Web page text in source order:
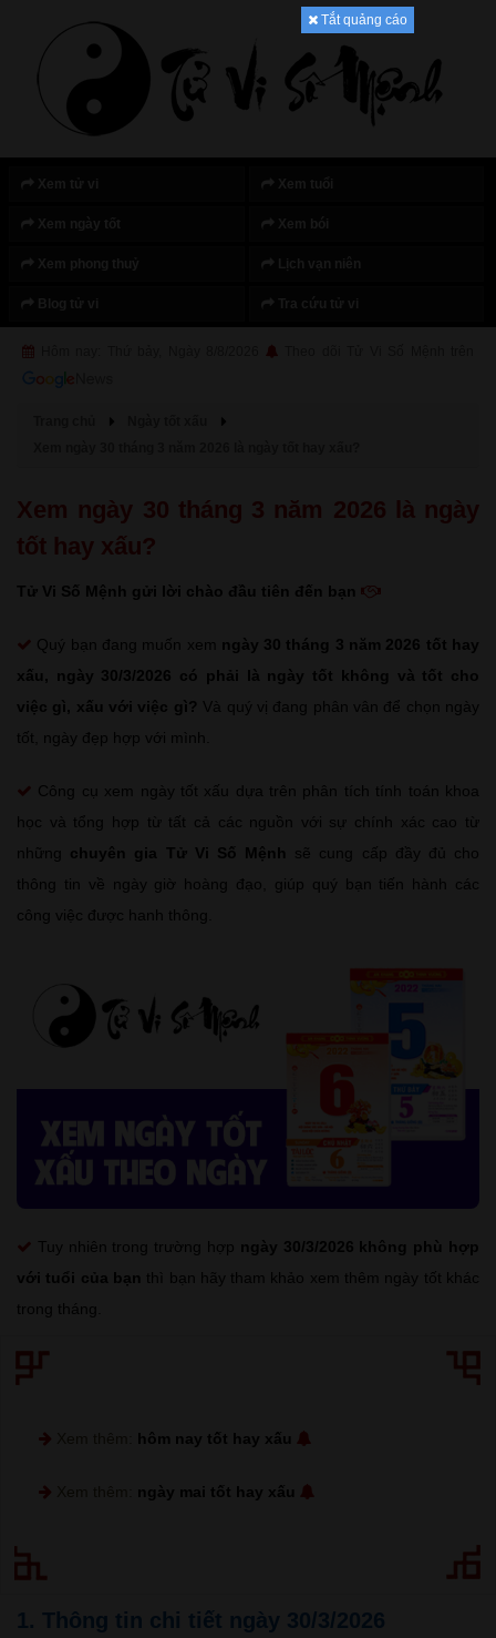
Tắt quảng cáo
Xem ngày 30 tháng 3 năm 2026 là ngày
tốt hay xấu?
Tử Vi Số Mệnh gửi lời chào đầu tiên đến bạn
Quý bạn đang muốn xem ngày 30 tháng 3 năm 2026 tốt hay
xấu, ngày 30/3/2026 có phải là ngày tốt không và tốt cho
việc gì, xấu với việc gì? Và quý vị đang phân vân để chọn ngày
tốt, ngày đẹp hợp với mình.
Công cụ xem ngày tốt xấu dựa trên phân tích tính toán khoa
học và tổng hợp từ tất cả các nguồn với sự chính xác cao từ
những chuyên gia Tử Vi Số Mệnh
sẽ cung cấp đầy đủ cho
thông tin về ngày giờ hoàng đạo, giúp quý bạn tiến hành các
công việc được hanh thông.
Tuy nhiên trong trường hợp ngày 30/3/2026 không phù hợp
với tuổi của bạn thì bạn hãy tham khảo xem thêm ngày tốt khác
trong tháng.
hôm nay tốt hay xấu
ngày mai tốt hay xấu
1. Thông tin chi tiết ngày 30/3/2026